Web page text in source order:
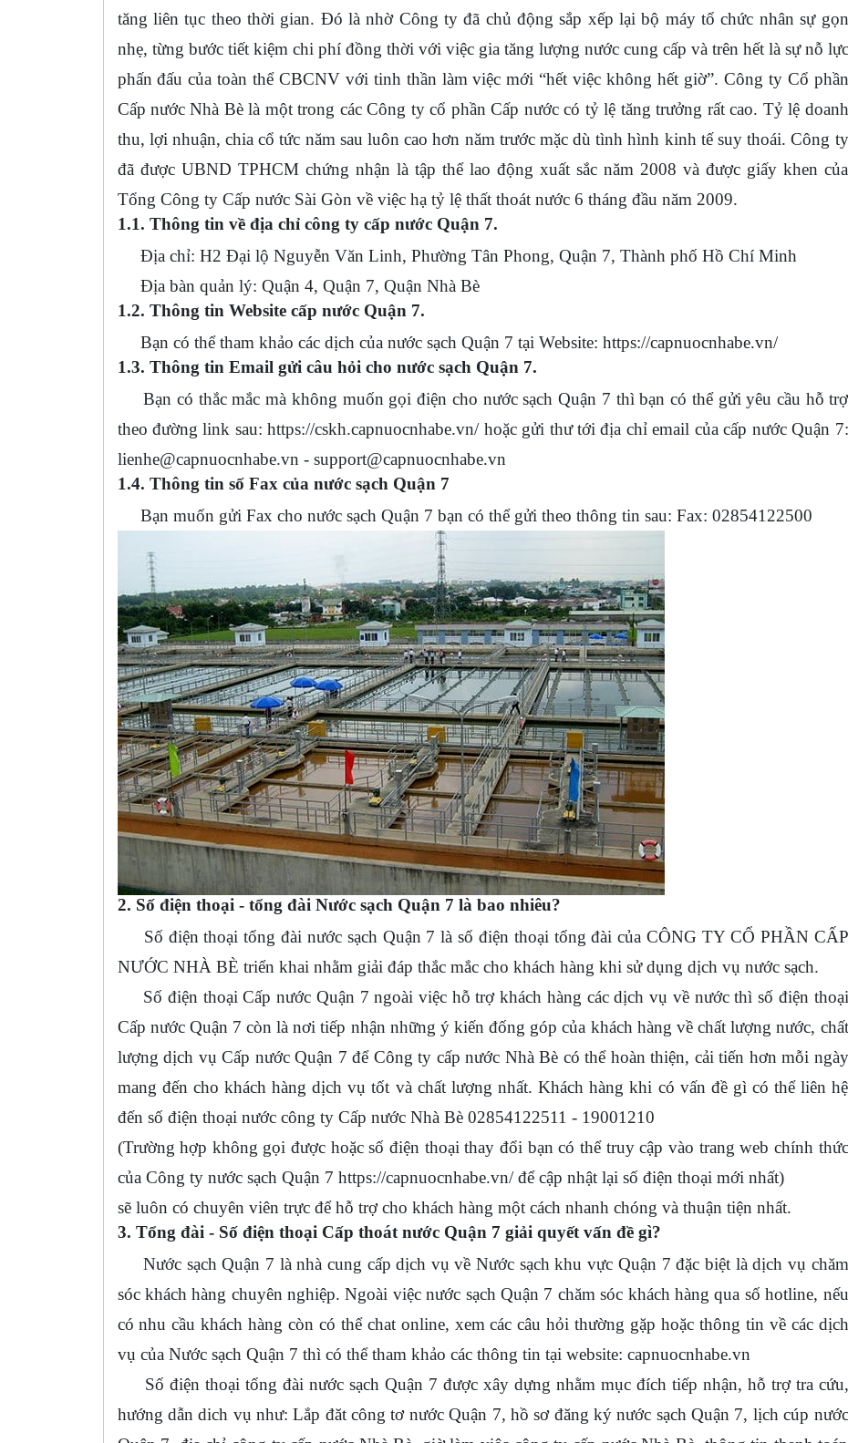
tăng liên tục theo thời gian. Đó là nhờ Công ty đã chủ động sắp xếp lại bộ máy tổ chức nhân sự gọn
nhẹ, từng bước tiết kiệm chi phí đồng thời với việc gia tăng lượng nước cung cấp và trên hết là sự nỗ lực
phấn đấu của toàn thể CBCNV với tinh thần làm việc mới “hết việc không hết giờ”. Công ty Cổ phần
Cấp nước Nhà Bè là một trong các Công ty cổ phần Cấp nước có tỷ lệ tăng trưởng rất cao. Tỷ lệ doanh
thu, lợi nhuận, chia cổ tức năm sau luôn cao hơn năm trước mặc dù tình hình kinh tế suy thoái. Công ty
đã được UBND TPHCM chứng nhận là tập thể lao động xuất sắc năm 2008 và được giấy khen của
Tổng Công ty Cấp nước Sài Gòn về việc hạ tỷ lệ thất thoát nước 6 tháng đầu năm 2009.
1.1. Thông tin về địa chỉ công ty cấp nước Quận 7.
Địa chỉ: H2 Đại lộ Nguyễn Văn Linh, Phường Tân Phong, Quận 7, Thành phố Hồ Chí Minh
Địa bàn quản lý: Quận 4, Quận 7, Quận Nhà Bè
1.2. Thông tin Website cấp nước Quận 7.
Bạn có thể tham khảo các dịch của nước sạch Quận 7 tại Website: https://capnuocnhabe.vn/
1.3. Thông tin Email gửi câu hỏi cho nước sạch Quận 7.
Bạn có thắc mắc mà không muốn gọi điện cho nước sạch Quận 7 thì bạn có thể gửi yêu cầu hỗ trợ
theo đường link sau: https://cskh.capnuocnhabe.vn/ hoặc gửi thư tới địa chỉ email của cấp nước Quận 7:
lienhe@capnuocnhabe.vn - support@capnuocnhabe.vn
1.4. Thông tin số Fax của nước sạch Quận 7
Bạn muốn gửi Fax cho nước sạch Quận 7 bạn có thể gửi theo thông tin sau: Fax: 02854122500
2. Số điện thoại - tổng đài Nước sạch Quận 7 là bao nhiêu?
Số điện thoại tổng đài nước sạch Quận 7 là số điện thoại tổng đài của CÔNG TY CỔ PHẦN CẤP
NƯỚC NHÀ BÈ triển khai nhằm giải đáp thắc mắc cho khách hàng khi sử dụng dịch vụ nước sạch.
Số điện thoại Cấp nước Quận 7 ngoài việc hỗ trợ khách hàng các dịch vụ về nước thì số điện thoại
Cấp nước Quận 7 còn là nơi tiếp nhận những ý kiến đống góp của khách hàng về chất lượng nước, chất
lượng dịch vụ Cấp nước Quận 7 để Công ty cấp nước Nhà Bè có thể hoàn thiện, cải tiến hơn mỗi ngày
mang đến cho khách hàng dịch vụ tốt và chất lượng nhất. Khách hàng khi có vấn đề gì có thể liên hệ
đến số điện thoại nước công ty Cấp nước Nhà Bè 02854122511 - 19001210
(Trường hợp không gọi được hoặc số điện thoại thay đổi bạn có thể truy cập vào trang web chính thức
của Công ty nước sạch Quận 7 https://capnuocnhabe.vn/ để cập nhật lại số điện thoại mới nhất)
sẽ luôn có chuyên viên trực để hỗ trợ cho khách hàng một cách nhanh chóng và thuận tiện nhất.
3. Tổng đài - Số điện thoại Cấp thoát nước Quận 7 giải quyết vấn đề gì?
Nước sạch Quận 7 là nhà cung cấp dịch vụ về Nước sạch khu vực Quận 7 đặc biệt là dịch vụ chăm
sóc khách hàng chuyên nghiệp. Ngoài việc nước sạch Quận 7 chăm sóc khách hàng qua số hotline, nếu
có nhu cầu khách hàng còn có thể chat online, xem các câu hỏi thường gặp hoặc thông tin về các dịch
vụ của Nước sạch Quận 7 thì có thể tham khảo các thông tin tại website: capnuocnhabe.vn
Số điện thoại tổng đài nước sạch Quận 7 được xây dựng nhằm mục đích tiếp nhận, hỗ trợ tra cứu,
hướng dẫn dich vụ như: Lắp đăt công tơ nước Quận 7, hồ sơ đăng ký nước sạch Quận 7, lịch cúp nước